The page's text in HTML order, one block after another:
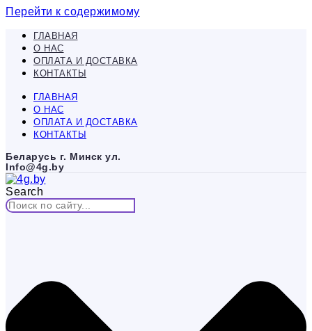
Перейти к содержимому
ГЛАВНАЯ
О НАС
ОПЛАТА И ДОСТАВКА
КОНТАКТЫ
ГЛАВНАЯ
О НАС
ОПЛАТА И ДОСТАВКА
КОНТАКТЫ
Беларусь г. Минск ул.
Info@4g.by
Search